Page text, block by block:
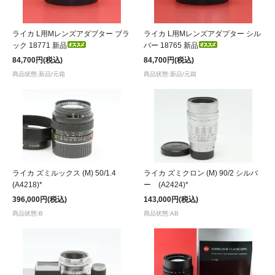
ライカ L用Mレンズアダプター ブラ
ック 18771 新品
84,700円(税込)
商品状態:新品/元箱
ライカ L用Mレンズアダプター シル
バー 18765 新品
84,700円(税込)
商品状態:新品/元箱
ライカ ズミルックス (M) 50/1.4
(A4218)*
396,000円(税込)
商品状態:B
ライカ ズミクロン (M) 90/2 シルバ
ー (A2424)*
143,000円(税込)
商品状態:AB